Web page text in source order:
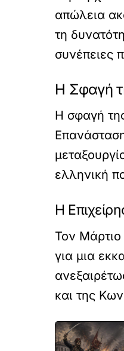
απώλεια
τη
συνέπειες
Η Σφαγή
Η σφαγή
ελληνική
Η
Τον Μάρτιο
για μια
και της